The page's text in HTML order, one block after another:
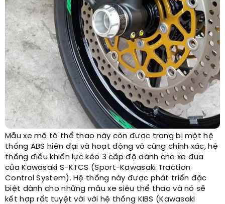
Mẫu xe mô tô thể thao này còn được trang bị một hệ
thống ABS hiện đại và hoạt động vô cùng chính xác, hệ
thống điều khiển lực kéo 3 cấp độ dành cho xe đua
của Kawasaki S-KTCS (Sport-Kawasaki Traction
Control System). Hệ thống này được phát triển đặc
biệt dành cho những mẫu xe siêu thể thao và nó sẽ
kết hợp rất tuyệt vời với hệ thống KIBS (Kawasaki